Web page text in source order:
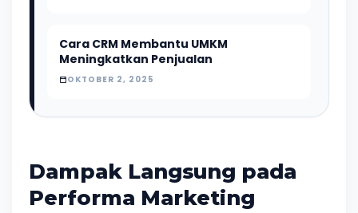
Cara CRM Membantu UMKM
Meningkatkan Penjualan
OKTOBER 2, 2025
Dampak Langsung pada
Performa Marketing